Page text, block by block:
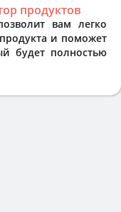
продуктов
вам легко
и поможет
будет полностью